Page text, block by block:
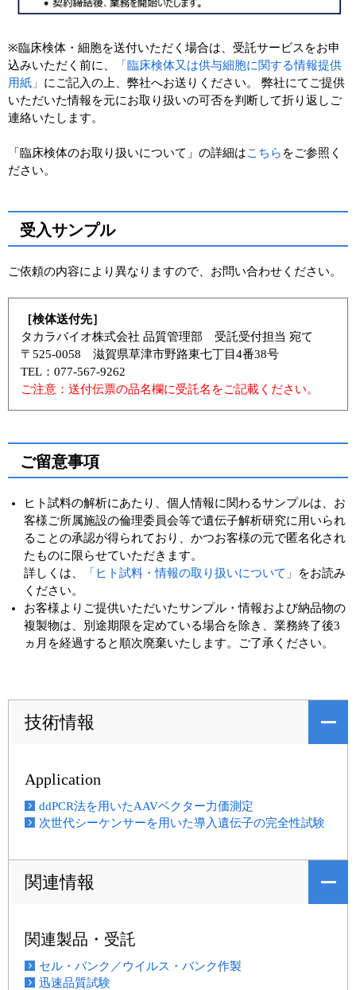
※臨床検体・細胞を送付いただく場合は、受託サービスをお申
込みいただく前に、
「臨床検体又は供与細胞に関する情報提供
用紙」 にご記入の上、弊社へお送りください。 弊社にてご提供
いただいた情報を元にお取り扱いの可否を判断して折り返しご
連絡いたします。
「臨床検体のお取り扱いについて」の詳細はこちら をご参照く
ださい。
受入サンプル
ご依頼の内容により異なりますので、お問い合わせください。
［検体送付先］
タカラバイオ株式会社 品質管理部 受託受付担当 宛て
〒525-0058 滋賀県草津市野路東七丁目4番38号
TEL：077-567-9262
ご注意：送付伝票の品名欄に受託名をご記載ください。
ご留意事項
ヒト試料の解析にあたり、個人情報に関わるサンプルは、お
客様ご所属施設の倫理委員会等で遺伝子解析研究に用いられ
ることの承認が得られており、かつお客様の元で匿名化され
たものに限らせていただきます。
詳しくは、
「ヒト試料・情報の取り扱いについて」
をお読み
ください。
お客様よりご提供いただいたサンプル・情報および納品物の
複製物は、別途期限を定めている場合を除き、業務終了後3
ヵ月を経過すると順次廃棄いたします。ご了承ください。
技術情報
Application
ddPCR法を用いたAAVベクター力価測定
次世代シーケンサーを用いた導入遺伝子の完全性試験
関連情報
関連製品・受託
セル・バンク／ウイルス・バンク作製
迅速品質試験